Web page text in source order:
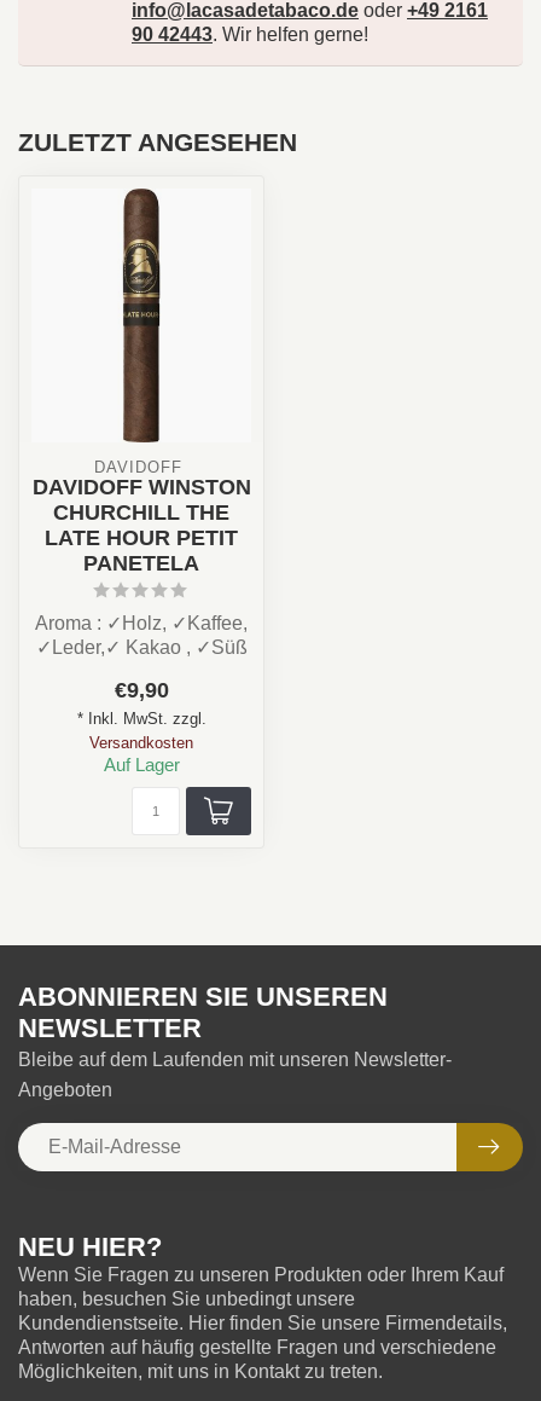
info@lacasadetabaco.de oder +49 2161
90 42443. Wir helfen gerne!
ZULETZT ANGESEHEN
DAVIDOFF
DAVIDOFF WINSTON
CHURCHILL THE
LATE HOUR PETIT
PANETELA
Aroma : ✓Holz, ✓Kaffee,
✓Leder,✓ Kakao , ✓Süß
Rauchdauer : ca. ...
€9,90
* Inkl. MwSt. zzgl.
Versandkosten
Auf Lager
NEU HIER?
Wenn Sie Fragen zu unseren Produkten oder Ihrem Kauf
haben, besuchen Sie unbedingt unsere
Kundendienstseite. Hier finden Sie unsere Firmendetails,
Antworten auf häufig gestellte Fragen und verschiedene
Möglichkeiten, mit uns in Kontakt zu treten.
ABONNIEREN SIE UNSEREN
NEWSLETTER
Bleibe auf dem Laufenden mit unseren Newsletter-
Angeboten